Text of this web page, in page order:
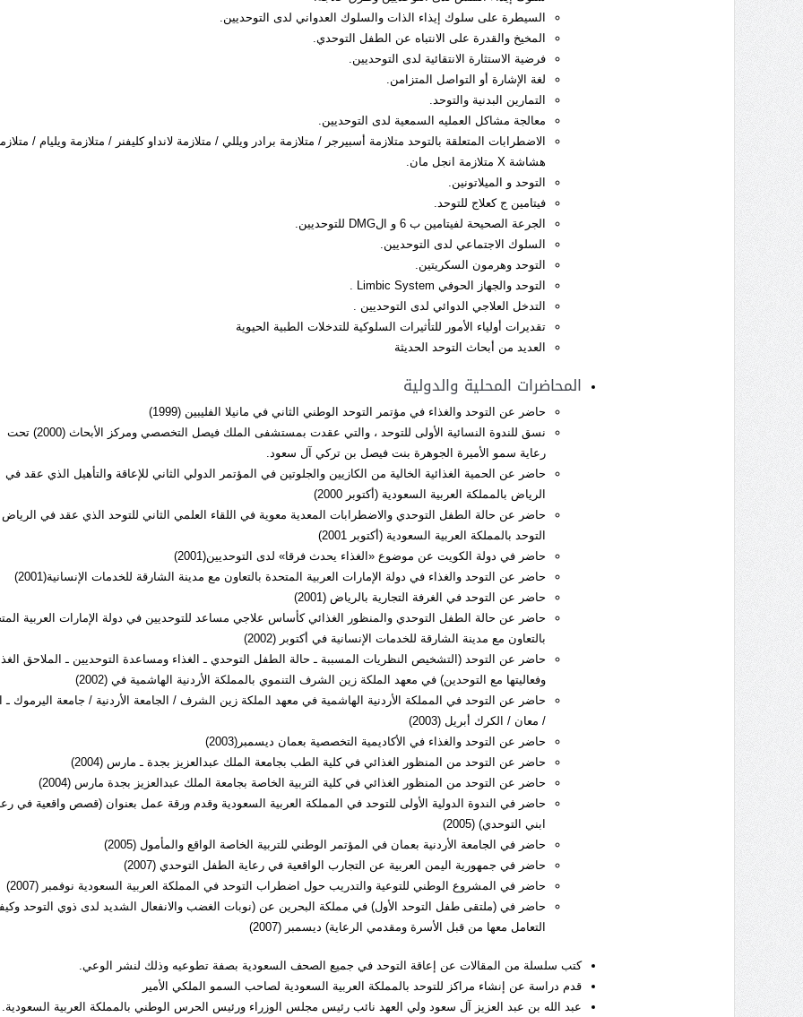
السيطرة على سلوك إيذاء الذات والسلوك العدواني لدى التوحديين.
المخيخ والقدرة على الانتباه عن الطفل التوحدي.
فرضية الاستثارة الانتقائية لدى التوحديين.
لغة الإشارة أو التواصل المتزامن.
التمارين البدنية والتوحد.
معالجة مشاكل العمليه السمعية لدى التوحديين.
الاضطرابات المتعلقة بالتوحد متلازمة أسبيرجر / متلازمة برادر ويللي / متلازمة لانداو كليفنر / متلازمة ويليام /
هشاشة X متلازمة انجل مان.
التوحد و الميلاتونين.
فيتامين ج كعلاج للتوحد.
الجرعة الصحيحة لفيتامين ب 6 و الDMG للتوحديين.
السلوك الاجتماعي لدى التوحديين.
التوحد وهرمون السكريتين.
التوحد والجهاز الحوفي Limbic System .
التدخل العلاجي الدوائي لدى التوحديين .
تقديرات أولياء الأمور للتأثيرات السلوكية للتدخلات الطبية الحيوية
العديد من أبحاث التوحد الحديثة
المحاضرات المحلية والدولية
حاضر عن التوحد والغذاء في مؤتمر التوحد الوطني الثاني في مانيلا الفليبين (1999)
نسق للندوة النسائية الأولى للتوحد ، والتي عقدت بمستشفى الملك فيصل التخصصي ومركز الأبحاث (2000) تحت
رعاية سمو الأميرة الجوهرة بنت فيصل بن تركي آل سعود.
حاضر عن الحمية الغذائية الخالية من الكازيين والجلوتين في المؤتمر الدولي الثاني للإعاقة والتأهيل الذي عقد في
الرياض بالمملكة العربية السعودية (أكتوبر 2000)
حاضر عن حالة الطفل التوحدي والاضطرابات المعدية معوية في اللقاء العلمي الثاني للتوحد الذي عقد في الرياض
التوحد بالمملكة العربية السعودية (أكتوبر 2001)
حاضر في دولة الكويت عن موضوع «الغذاء يحدث فرقا» لدى التوحديين(2001)
حاضر عن التوحد والغذاء في دولة الإمارات العربية المتحدة بالتعاون مع مدينة الشارقة للخدمات الإنسانية(2001)
حاضر عن التوحد في الغرفة التجارية بالرياض (2001)
حاضر عن حالة الطفل التوحدي والمنظور الغذائي كأساس علاجي مساعد للتوحديين في دولة الإمارات العربية
بالتعاون مع مدينة الشارقة للخدمات الإنسانية في أكتوبر (2002)
حاضر عن التوحد (التشخيص النظريات المسببة ـ حالة الطفل التوحدي ـ الغذاء ومساعدة التوحديين ـ الملاحق
وفعاليتها مع التوحدين) في معهد الملكة زين الشرف التنموي بالمملكة الأردنية الهاشمية في (2002)
حاضر عن التوحد في المملكة الأردنية الهاشمية في معهد الملكة زين الشرف / الجامعة الأردنية / جامعة اليرموك ـ
/ معان / الكرك أبريل (2003)
حاضر عن التوحد والغذاء في الأكاديمية التخصصية بعمان ديسمبر(2003)
حاضر عن التوحد من المنظور الغذائي في كلية الطب بجامعة الملك عبدالعزيز بجدة ـ مارس (2004)
حاضر عن التوحد من المنظور الغذائي في كلية التربية الخاصة بجامعة الملك عبدالعزيز بجدة مارس (2004)
حاضر في الندوة الدولية الأولى للتوحد في المملكة العربية السعودية وقدم ورقة عمل بعنوان (قصص واقعية في
ابني التوحدي) (2005)
حاضر في الجامعة الأردنية بعمان في المؤتمر الوطني للتربية الخاصة الواقع والمأمول (2005)
حاضر في جمهورية اليمن العربية عن التجارب الواقعية في رعاية الطفل التوحدي (2007)
حاضر في المشروع الوطني للتوعية والتدريب حول اضطراب التوحد في المملكة العربية السعودية نوفمبر (2007)
حاضر في (ملتقى طفل التوحد الأول) في مملكة البحرين عن (نوبات الغضب والانفعال الشديد لدى ذوي التوحد
التعامل معها من قبل الأسرة ومقدمي الرعاية) ديسمبر (2007)
كتب سلسلة من المقالات عن إعاقة التوحد في جميع الصحف السعودية بصفة تطوعيه وذلك لنشر الوعي.
قدم دراسة عن إنشاء مراكز للتوحد بالمملكة العربية السعودية لصاحب السمو الملكي الأمير
عبد الله بن عبد العزيز آل سعود ولي العهد نائب رئيس مجلس الوزراء ورئيس الحرس الوطني بالمملكة العربية السعودية.